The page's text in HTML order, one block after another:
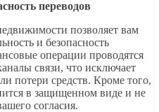
переводов
позволяет вам
и безопасность
операции проводятся
связи, что исключает
потери средств. Кроме того,
в защищенном виде и не
согласия.